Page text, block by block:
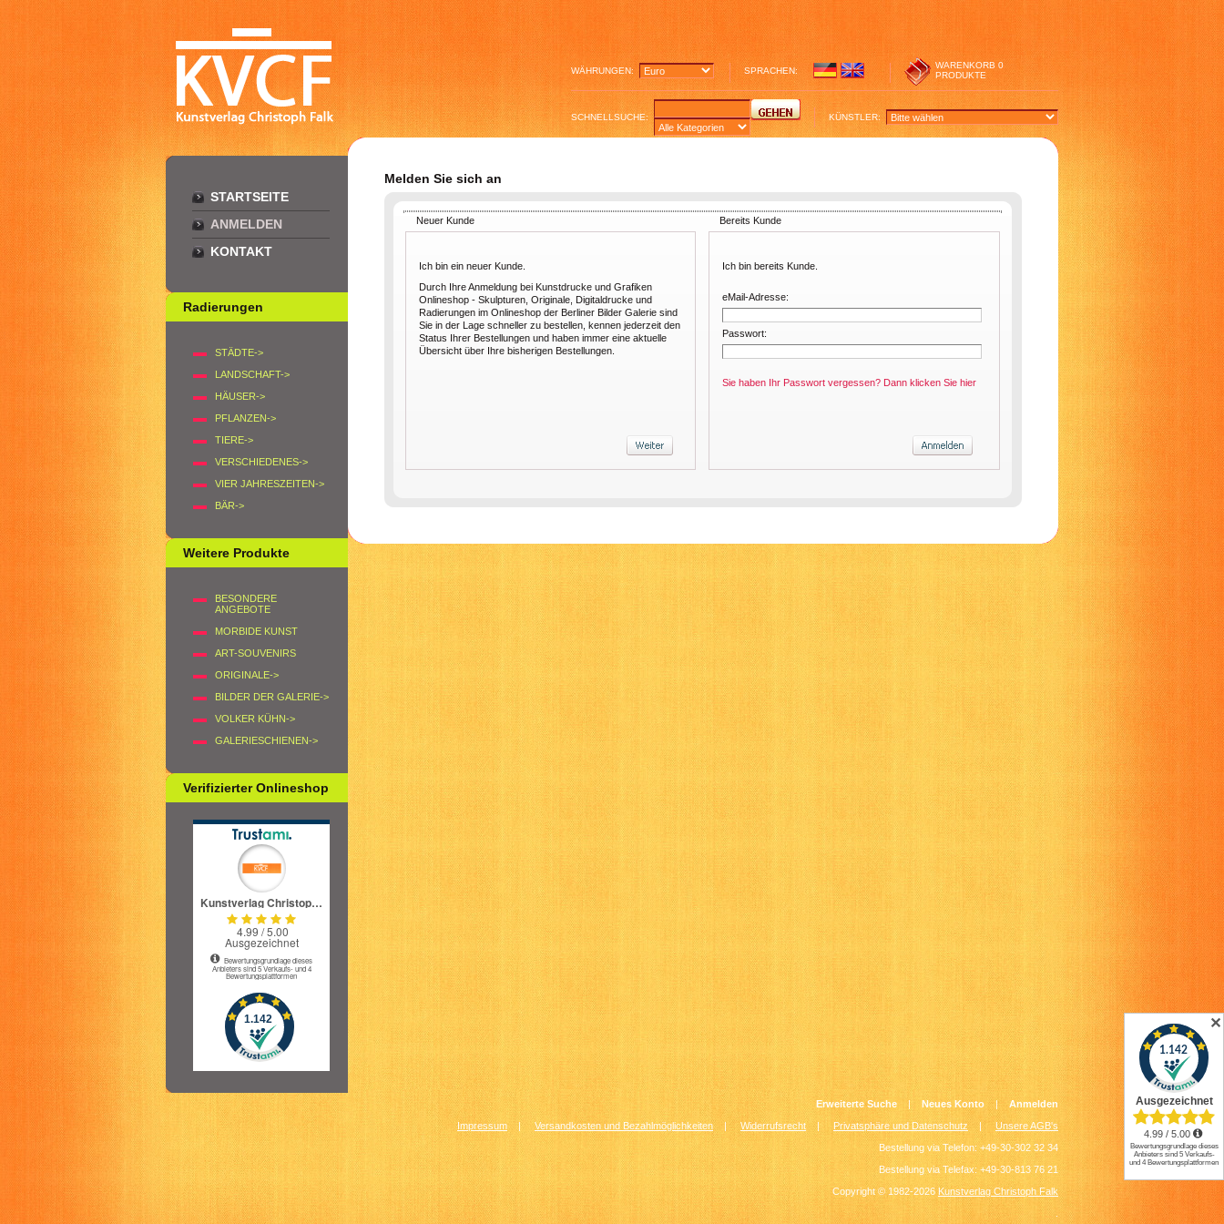
WÄHRUNGEN: SPRACHEN:
WARENKORB 0
PRODUKTE
SCHNELLSUCHE: KÜNSTLER:
STARTSEITE
ANMELDEN
KONTAKT
Radierungen
STÄDTE->
LANDSCHAFT->
HÄUSER->
PFLANZEN->
TIERE->
VERSCHIEDENES->
VIER JAHRESZEITEN->
BÄR->
Weitere Produkte
BESONDERE
ANGEBOTE
MORBIDE KUNST
ART-SOUVENIRS
ORIGINALE->
BILDER DER GALERIE->
VOLKER KÜHN->
GALERIESCHIENEN->
Verifizierter Onlineshop
Melden Sie sich an
Neuer Kunde Bereits Kunde
Ich bin ein neuer Kunde.
Durch Ihre Anmeldung bei Kunstdrucke und Grafiken
Onlineshop - Skulpturen, Originale, Digitaldrucke und
Radierungen im Onlineshop der Berliner Bilder Galerie sind
Sie in der Lage schneller zu bestellen, kennen jederzeit den
Status Ihrer Bestellungen und haben immer eine aktuelle
Übersicht über Ihre bisherigen Bestellungen.
Ich bin bereits Kunde.
eMail-Adresse:
Passwort:
Sie haben Ihr Passwort vergessen? Dann klicken Sie hier
Erweiterte Suche | Neues Konto | Anmelden
Impressum | Versandkosten und Bezahlmöglichkeiten|Widerrufsrecht | Privatsphäre und Datenschutz |Unsere AGB's
Bestellung via Telefon: +49-30-302 32 34
Bestellung via Telefax: +49-30-813 76 21
Copyright © 1982-2026 Kunstverlag Christoph Falk
✕